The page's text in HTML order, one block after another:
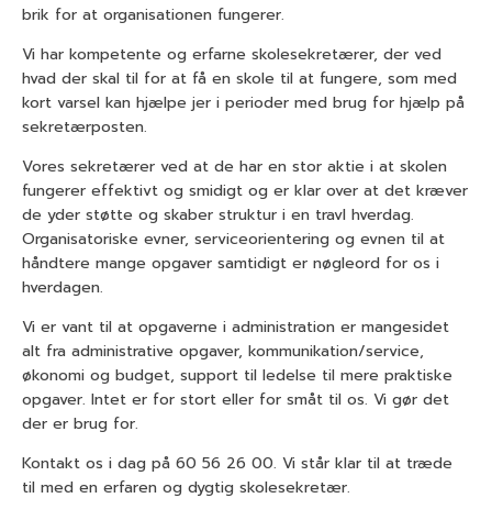
brik for at organisationen fungerer.
Vi har kompetente og erfarne skolesekretærer, der ved
hvad der skal til for at få en skole til at fungere, som med
kort varsel kan hjælpe jer i perioder med brug for hjælp på
sekretærposten.
Vores sekretærer ved at de har en stor aktie i at skolen
fungerer effektivt og smidigt og er klar over at det kræver
de yder støtte og skaber struktur i en travl hverdag.
Organisatoriske evner, serviceorientering og evnen til at
håndtere mange opgaver samtidigt er nøgleord for os i
hverdagen.
Vi er vant til at opgaverne i administration er mangesidet
alt fra administrative opgaver, kommunikation/service,
økonomi og budget, support til ledelse til mere praktiske
opgaver. Intet er for stort eller for småt til os. Vi gør det
der er brug for.
Kontakt os i dag på 60 56 26 00. Vi står klar til at træde
til med en erfaren og dygtig skolesekretær.